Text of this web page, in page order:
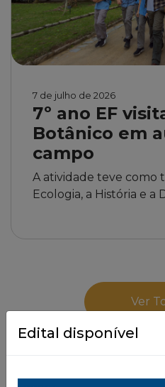
7 de julho de 2026
7º ano EF
Botânico em
campo
A atividade teve como
Ecologia, a História e a
Ver
Edital disponível